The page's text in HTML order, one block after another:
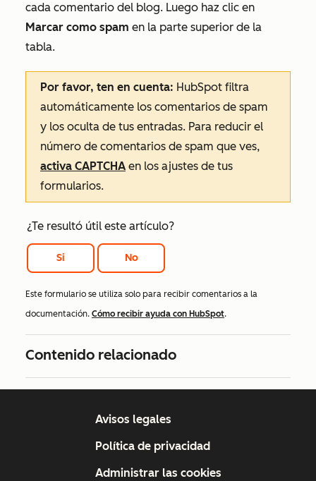
cada comentario del blog. Luego haz clic en
Marcar como spam en la parte superior de la
tabla.
Por favor, ten en cuenta: HubSpot filtra
automáticamente los comentarios de spam
y los oculta de tus entradas. Para reducir el
número de comentarios de spam que ves,
activa CAPTCHA en los ajustes de tus
formularios.
¿Te resultó útil este artículo?
Si No
Este formulario se utiliza solo para recibir comentarios a la
documentación. Cómo recibir ayuda con HubSpot.
Contenido relacionado
Avisos legales
Política de privacidad
Administrar las cookies